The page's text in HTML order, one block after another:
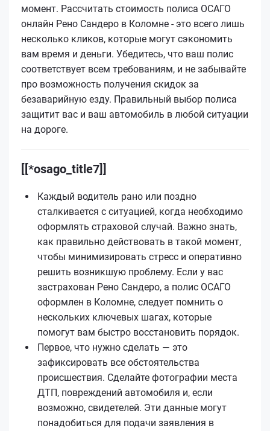
момент. Рассчитать стоимость полиса ОСАГО
онлайн Рено Сандеро в Коломне - это всего лишь
несколько кликов, которые могут сэкономить
вам время и деньги. Убедитесь, что ваш полис
соответствует всем требованиям, и не забывайте
про возможность получения скидок за
безаварийную езду. Правильный выбор полиса
защитит вас и ваш автомобиль в любой ситуации
на дороге.
[[*osago_title7]]
Каждый водитель рано или поздно
сталкивается с ситуацией, когда необходимо
оформлять страховой случай. Важно знать,
как правильно действовать в такой момент,
чтобы минимизировать стресс и оперативно
решить возникшую проблему. Если у вас
застрахован Рено Сандеро, а полис ОСАГО
оформлен в Коломне, следует помнить о
нескольких ключевых шагах, которые
помогут вам быстро восстановить порядок.
Первое, что нужно сделать — это
зафиксировать все обстоятельства
происшествия. Сделайте фотографии места
ДТП, повреждений автомобиля и, если
возможно, свидетелей. Эти данные могут
понадобиться для подачи заявления в